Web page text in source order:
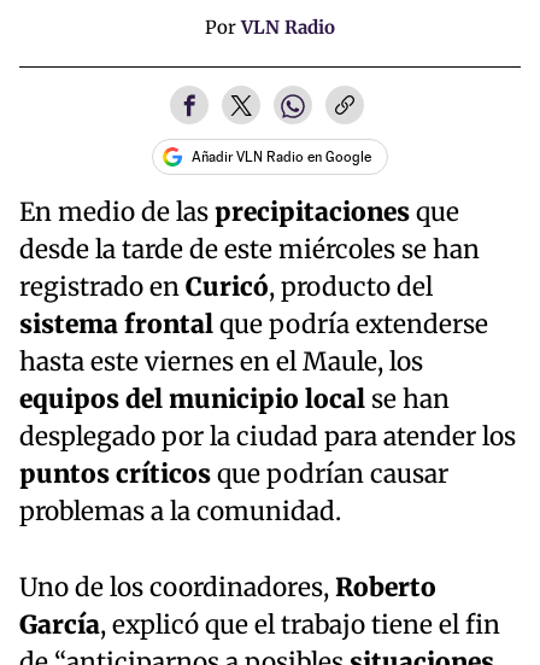
PorVLN Radio
Añadir VLN Radio en Google
En medio de lasprecipitacionesque
desde la tarde de este miércoles se han
registrado enCuricó, producto del
sistema frontalque podría extenderse
hasta este viernes en el Maule, los
equipos del municipio local se han
desplegado por la ciudad para atender los
puntos críticosque podrían causar
problemas a la comunidad.
Uno de los coordinadores,Roberto
García, explicó que el trabajo tiene el fin